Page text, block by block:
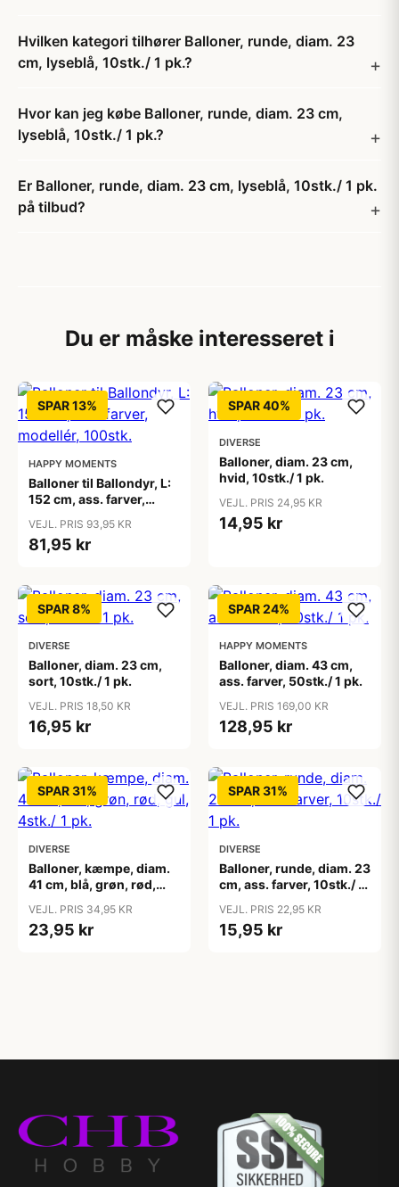
Hvilken kategori tilhører Balloner, runde, diam. 23
cm, lyseblå, 10stk./ 1 pk.?
Hvor kan jeg købe Balloner, runde, diam. 23 cm,
lyseblå, 10stk./ 1 pk.?
Er Balloner, runde, diam. 23 cm, lyseblå, 10stk./ 1 pk.
på tilbud?
Du er måske interesseret i
SPAR 13%
HAPPY MOMENTS
Balloner til Ballondyr, L:
152 cm, ass. farver,
VEJL. PRIS 93,95 KR
81,95 kr
SPAR 40%
DIVERSE
Balloner, diam. 23 cm,
hvid, 10stk./ 1 pk.
VEJL. PRIS 24,95 KR
14,95 kr
SPAR 8%
DIVERSE
Balloner, diam. 23 cm,
sort, 10stk./ 1 pk.
VEJL. PRIS 18,50 KR
16,95 kr
SPAR 24%
HAPPY MOMENTS
Balloner, diam. 43 cm,
ass. farver, 50stk./ 1 pk.
VEJL. PRIS 169,00 KR
128,95 kr
SPAR 31%
DIVERSE
Balloner, kæmpe, diam.
41 cm, blå, grøn, rød,
VEJL. PRIS 34,95 KR
23,95 kr
SPAR 31%
DIVERSE
Balloner, runde, diam. 23
cm, ass. farver, 10stk./ 1
VEJL. PRIS 22,95 KR
15,95 kr